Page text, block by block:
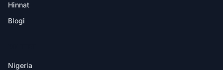
Hinnat
Blogi
Nigeria